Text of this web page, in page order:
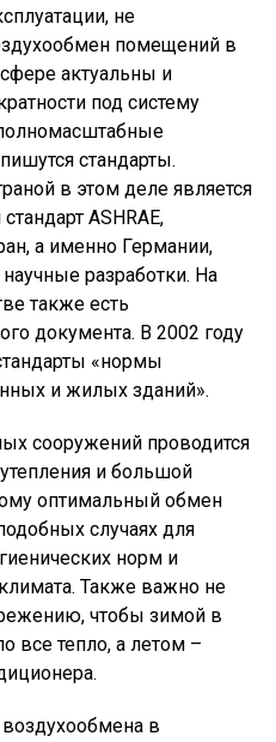
не
помещений в
актуальны и
под систему
стандарты.
в этом деле является
ASHRAE,
а именно Германии,
разработки. На
также есть
документа. В 2002 году
«нормы
и жилых зданий».
сооружений проводится
и большой
оптимальный обмен
случаях для
норм и
Также важно не
чтобы зимой в
все тепло, а летом –
в